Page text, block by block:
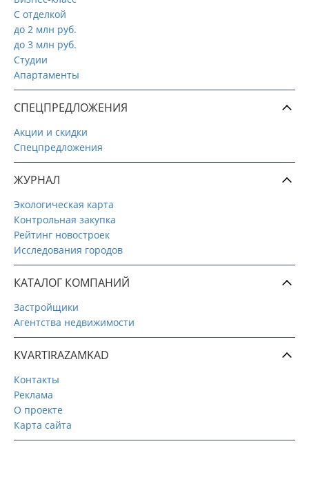
С отделкой
до 2 млн руб.
до 3 млн руб.
Студии
Апартаменты
СПЕЦПРЕДЛОЖЕНИЯ
Акции и скидки
Спецпредложения
ЖУРНАЛ
Экологическая карта
Контрольная закупка
Рейтинг новостроек
Исследования городов
КАТАЛОГ КОМПАНИЙ
Застройщики
Агентства недвижимости
KVARTIRAZAMKAD
Контакты
Реклама
О проекте
Карта сайта